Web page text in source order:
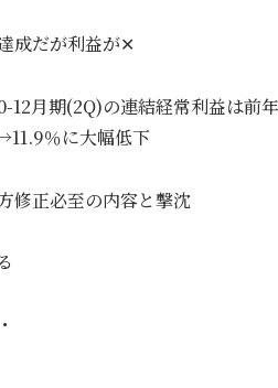
成だが利益が✕
12月期(2Q)の連結経常利益は
％に大幅低下
修正必至の内容と撃沈